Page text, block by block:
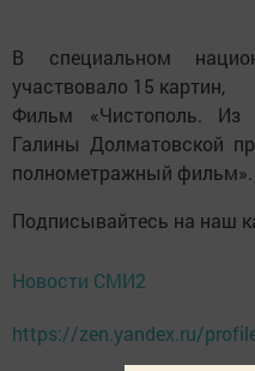
В специальном
участвовало 15 картин,
Фильм «Чистополь. Из
Галины Долматовской
полнометражный фильм».
Подписывайтесь на наш
Новости СМИ2
https://zen.yandex.ru/